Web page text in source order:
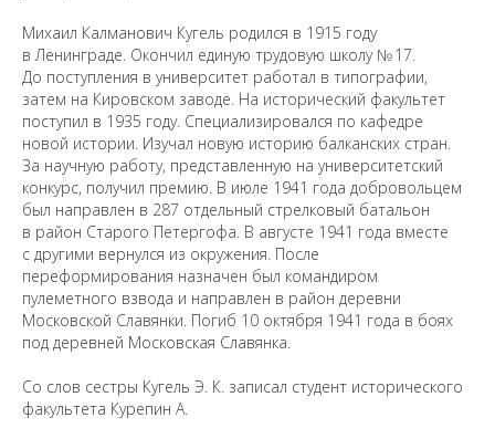
Михаил Калманович Кугель родился в 1915 году
в Ленинграде. Окончил единую трудовую школу № 17.
До поступления в университет работал в типографии,
затем на Кировском заводе. На исторический факультет
поступил в 1935 году. Специализировался по кафедре
новой истории. Изучал новую историю балканских стран.
За научную работу, представленную на университетский
конкурс, получил премию. В июле 1941 года добровольцем
был направлен в 287 отдельный стрелковый батальон
в район Старого Петергофа. В августе 1941 года вместе
с другими вернулся из окружения. После
переформирования назначен был командиром
пулеметного взвода и направлен в район деревни
Московской Славянки. Погиб 10 октября 1941 года в боях
под деревней Московская Славянка.
Со слов сестры Кугель Э. К. записал студент исторического
факультета Курепин А.
На данном информационном ресурсе могут быть
опубликованы архивные материалы с упоминанием
физических и юридических лиц, включенных
Министерством юстиции Российской Федерации в реестр
иностранных агентов, а также организаций, признанных
экстремистскими и запрещенных на территории
Политика СПбГУ в отношении обработки
персональных данных
Saint Petersburg State University © 2026
Санкт-Петербургский государственный университет©
2026